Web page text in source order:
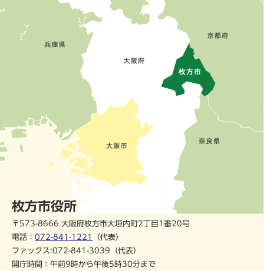
枚方市役所
〒573-8666 大阪府枚方市大垣内町2丁目1番20号
電話： 072-841-1221
（代表）
ファックス:072-841-3039（代表）
開庁時間：午前9時から午後5時30分まで